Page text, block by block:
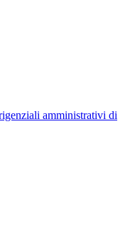
amministrativi di